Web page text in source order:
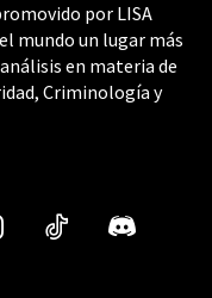
por LISA
mundo un lugar más
en materia de
Criminología y